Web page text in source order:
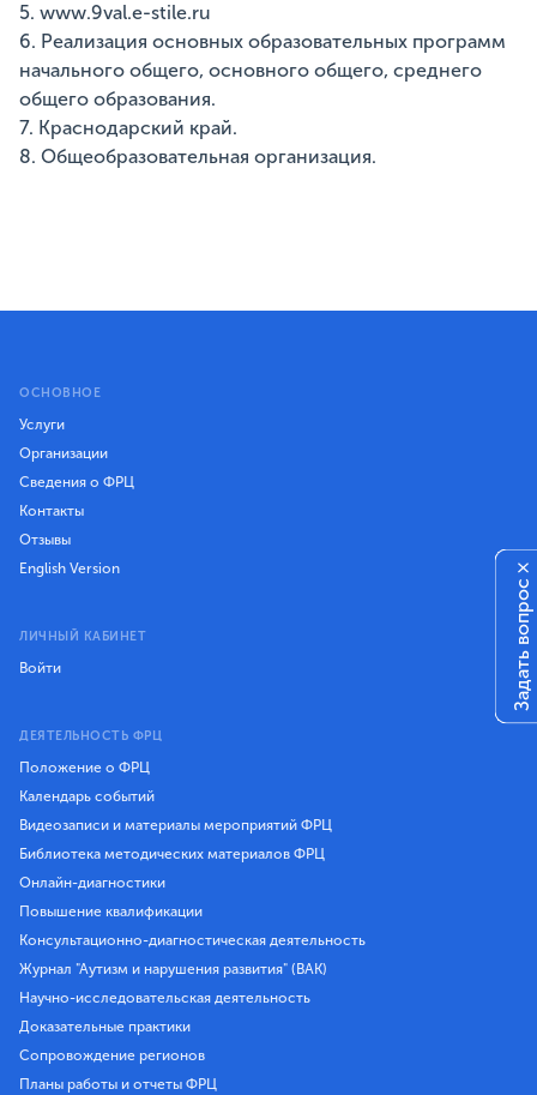
5. www.9val.e-stile.ru
6. Реализация основных образовательных программ
начального общего, основного общего, среднего
общего образования.
7. Краснодарский край.
8. Общеобразовательная организация.
ОСНОВНОЕ
Услуги
Организации
Сведения о ФРЦ
Контакты
Отзывы
English Version
ЛИЧНЫЙ КАБИНЕТ
Войти
ДЕЯТЕЛЬНОСТЬ ФРЦ
Положение о ФРЦ
Календарь событий
Видеозаписи и материалы мероприятий ФРЦ
Библиотека методических материалов ФРЦ
Онлайн-диагностики
Повышение квалификации
Консультационно-диагностическая деятельность
Журнал "Аутизм и нарушения развития" (ВАК)
Научно-исследовательская деятельность
Доказательные практики
Сопровождение регионов
Планы работы и отчеты ФРЦ
Задать вопрос
×